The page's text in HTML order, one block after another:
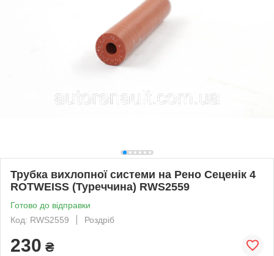
Трубка вихлопної системи на Рено Сеценік 4
ROTWEISS (Туреччина) RWS2559
Готово до відправки
Код: RWS2559
Роздріб
230 ₴